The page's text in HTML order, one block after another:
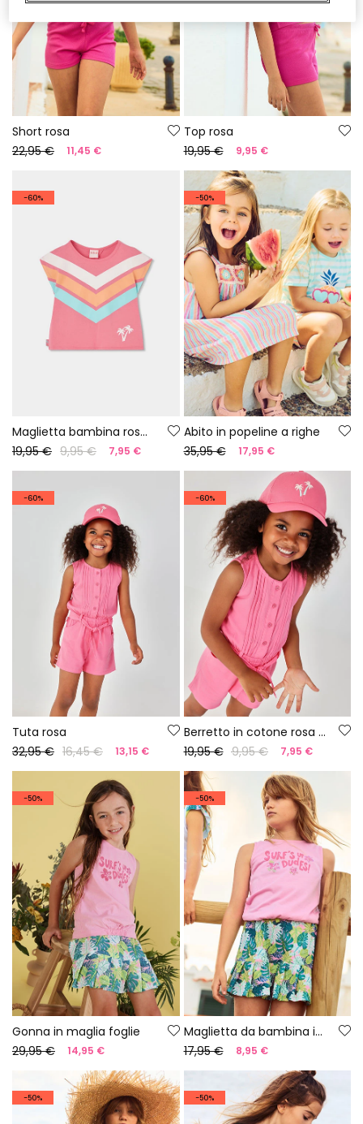
Short rosa
22,95 €
11,45 €
Top rosa
19,95 €
9,95 €
-60%
Maglietta bambina rosa a maglia
19,95 € 9,95 € 7,95 €
-50%
Abito in popeline a righe
35,95 €
17,95 €
-60%
Tuta rosa
32,95 € 16,45 € 13,15 €
-60%
Berretto in cotone rosa palme
19,95 € 9,95 € 7,95 €
-50%
Gonna in maglia foglie
29,95 €
14,95 €
-50%
Maglietta da bambina in cotone rosa
17,95 €
8,95 €
-50% -50%